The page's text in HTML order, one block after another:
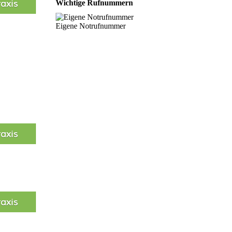
Wichtige Rufnummern
Eigene Notrufnummer